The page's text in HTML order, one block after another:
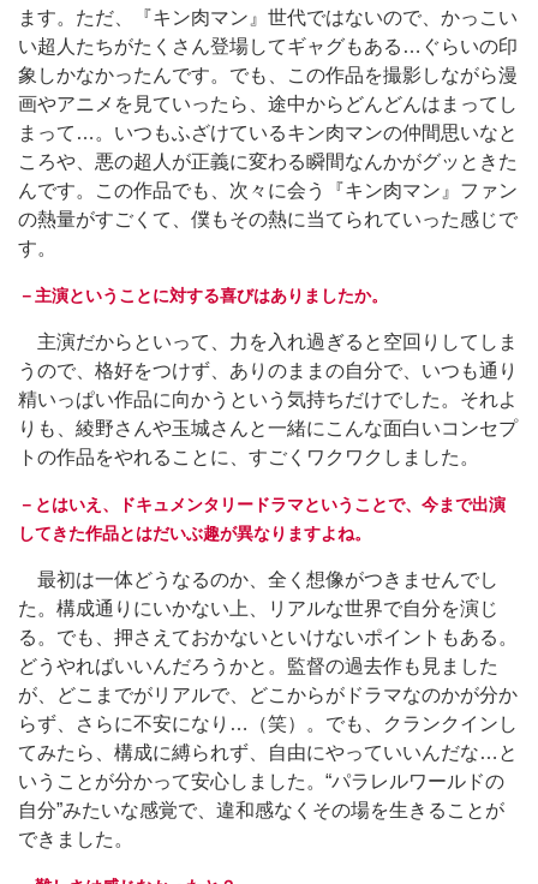
ます。ただ、『キン肉マン』世代ではないので、かっこい
い超人たちがたくさん登場してギャグもある…ぐらいの印
象しかなかったんです。でも、この作品を撮影しながら漫
画やアニメを見ていったら、途中からどんどんはまってし
まって…。いつもふざけているキン肉マンの仲間思いなと
ころや、悪の超人が正義に変わる瞬間なんかがグッときた
んです。この作品でも、次々に会う『キン肉マン』ファン
の熱量がすごくて、僕もその熱に当てられていった感じで
す。
－主演ということに対する喜びはありましたか。
主演だからといって、力を入れ過ぎると空回りしてしま
うので、格好をつけず、ありのままの自分で、いつも通り
精いっぱい作品に向かうという気持ちだけでした。それよ
りも、綾野さんや玉城さんと一緒にこんな面白いコンセプ
トの作品をやれることに、すごくワクワクしました。
－とはいえ、ドキュメンタリードラマということで、今まで出演
してきた作品とはだいぶ趣が異なりますよね。
最初は一体どうなるのか、全く想像がつきませんでし
た。構成通りにいかない上、リアルな世界で自分を演じ
る。でも、押さえておかないといけないポイントもある。
どうやればいいんだろうかと。監督の過去作も見ました
が、どこまでがリアルで、どこからがドラマなのかが分か
らず、さらに不安になり…（笑）。でも、クランクインし
てみたら、構成に縛られず、自由にやっていいんだな…と
いうことが分かって安心しました。“パラレルワールドの
自分”みたいな感覚で、違和感なくその場を生きることが
できました。